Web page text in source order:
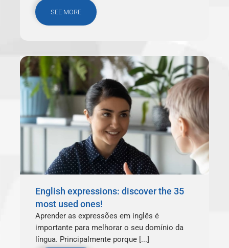
SEE MORE
English expressions: discover the 35
most used ones!
Aprender as expressões em inglês é
importante para melhorar o seu domínio da
língua. Principalmente porque [...]